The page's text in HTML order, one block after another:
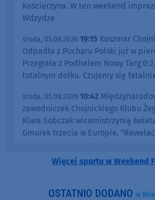
Kościerzyna. W ten weekend
Wdzydze
środa, 05.08.2026 19:15 Koszmar
Odpadła z Pucharu Polski już w
Przegrała z Podhalem Nowy Targ
totalnym dołku. Czujemy się
środa, 05.08.2026 10:42
zawodniczek Chojnickiego Klubu
Klara Sobczak wicemistrzynią
Gmurek trzecia w Europie.
Więcej sportu w Weekend
OSTATNIO DODANO w